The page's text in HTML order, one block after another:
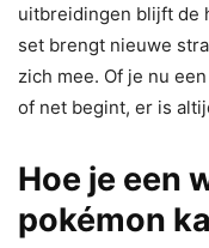
uitbreidingen blijft de
set brengt nieuwe
zich mee. Of je nu
of net begint, er is
Hoe je een
pokémon